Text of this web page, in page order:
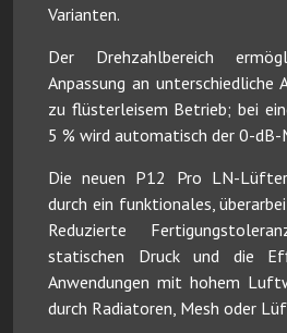
Varianten.
Der Drehzahlbereich
Anpassung an unterschiedliche
zu flüsterleisem Betrieb; bei
5 % wird automatisch der 0-
Die neuen P12 Pro LN-
durch ein funktionales,
Reduzierte
statischen Druck und die
Anwendungen mit hohem
durch Radiatoren, Mesh oder